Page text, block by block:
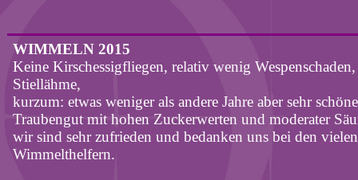
WIMMELN 2015
Keine Kirschessigfliegen, relativ wenig
Stiellähme,
kurzum: etwas weniger als andere Jahre aber sehr
Traubengut mit hohen Zuckerwerten und moderater
wir sind sehr zufrieden und bedanken uns bei den vielen
Wimmelthelfern.